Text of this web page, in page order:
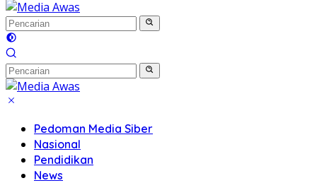
Pedoman Media Siber
Nasional
Pendidikan
News